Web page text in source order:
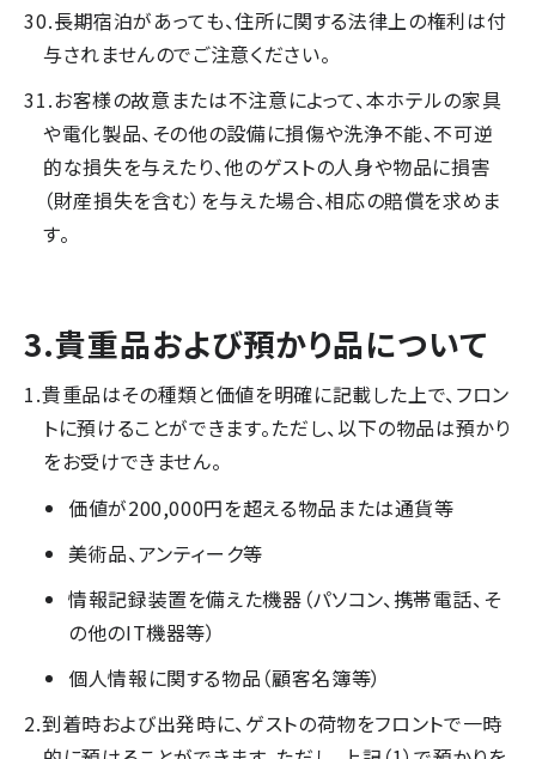
長期宿泊があっても、住所に関する法律上の権利は付
与されませんのでご注意ください。
お客様の故意または不注意によって、本ホテルの家具
や電化製品、その他の設備に損傷や洗浄不能、不可逆
的な損失を与えたり、他のゲストの人身や物品に損害
（財産損失を含む）を与えた場合、相応の賠償を求めま
す。
3.貴重品および預かり品について
貴重品はその種類と価値を明確に記載した上で、フロン
トに預けることができます。ただし、以下の物品は預かり
をお受けできません。
価値が200,000円を超える物品または通貨等
美術品、アンティーク等
情報記録装置を備えた機器（パソコン、携帯電話、そ
の他のIT機器等）
個人情報に関する物品（顧客名簿等）
到着時および出発時に、ゲストの荷物をフロントで一時